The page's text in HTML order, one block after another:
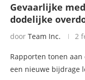
Gevaarlijke
dodelijke
door Team Inc. 2
Rapporten tonen
een nieuwe bijdrage